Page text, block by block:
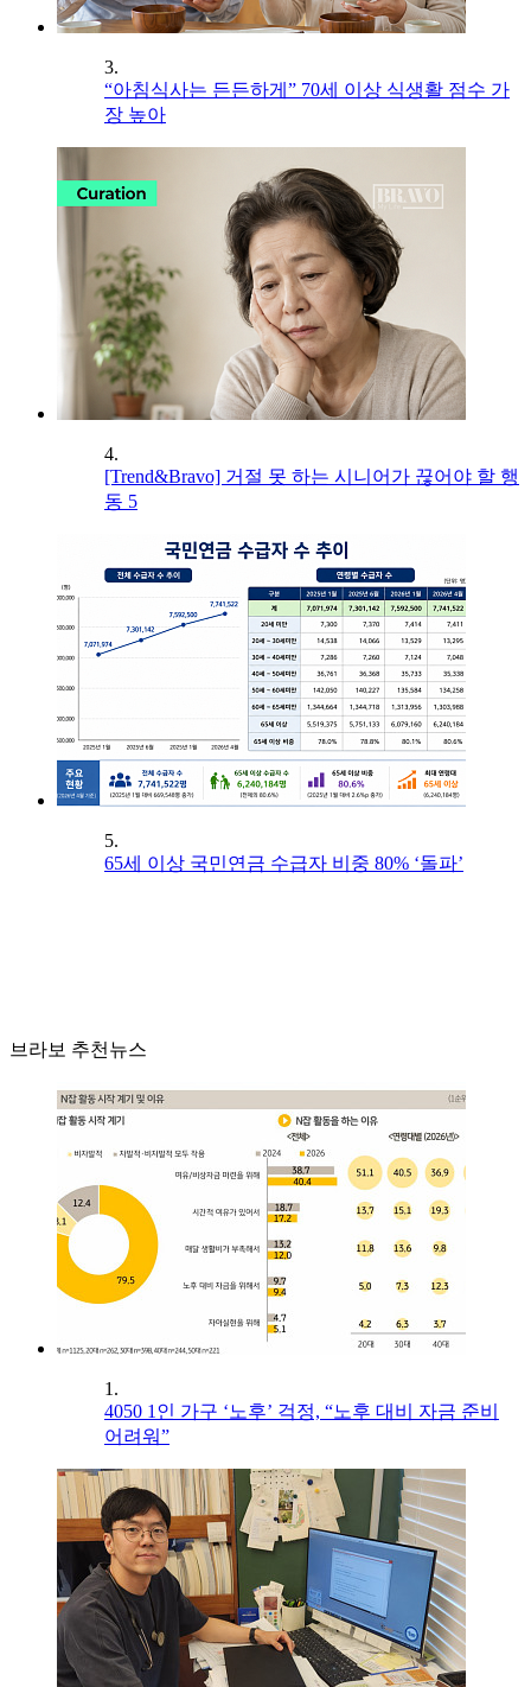
3.
“아침식사는 든든하게” 70세 이상 식생활 점수 가
장 높아
4.
[Trend&Bravo] 거절 못 하는 시니어가 끊어야 할 행
동 5
5.
65세 이상 국민연금 수급자 비중 80% ‘돌파’
브라보 추천뉴스
1.
4050 1인 가구 ‘노후’ 걱정, “노후 대비 자금 준비
어려워”